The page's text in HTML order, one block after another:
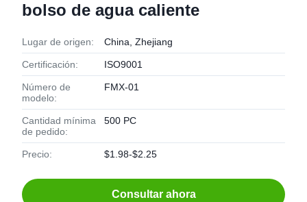
bolso de agua caliente
Lugar de origen: China, Zhejiang
Certificación: ISO9001
Número de
modelo:
FMX-01
Cantidad mínima
de pedido:
500 PC
Precio: $1.98-$2.25
Consultar ahora